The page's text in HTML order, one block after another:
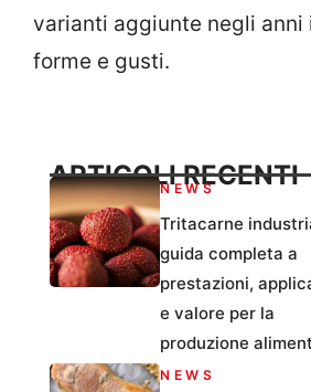
varianti aggiunte negli anni
forme e gusti.
ARTICOLI RECENTI
NEWS
Tritacarne
guida completa a
prestazioni,
e valore per la
produzione
NEWS